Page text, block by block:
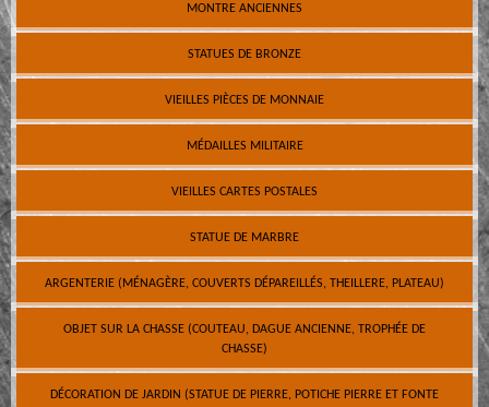
MONTRE ANCIENNES
STATUES DE BRONZE
VIEILLES PIÈCES DE MONNAIE
MÉDAILLES MILITAIRE
VIEILLES CARTES POSTALES
STATUE DE MARBRE
ARGENTERIE (MÉNAGÈRE, COUVERTS DÉPAREILLÉS, THEILLERE, PLATEAU)
OBJET SUR LA CHASSE (COUTEAU, DAGUE ANCIENNE, TROPHÉE DE
CHASSE)
DÉCORATION DE JARDIN (STATUE DE PIERRE, POTICHE PIERRE ET FONTE